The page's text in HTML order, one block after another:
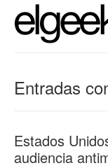
Entradas
Estados
audiencia